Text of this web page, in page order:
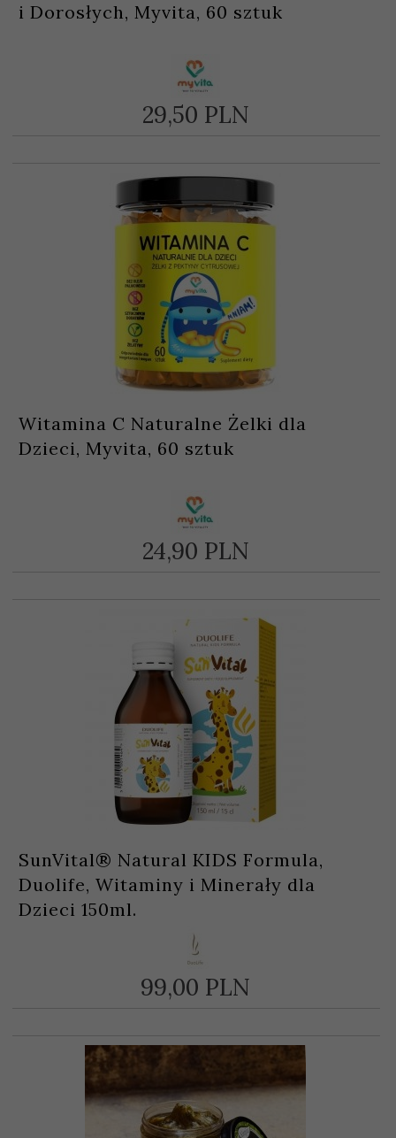
i Dorosłych, Myvita, 60 sztuk
29,50 PLN
Witamina C Naturalne Żelki dla
Dzieci, Myvita, 60 sztuk
24,90 PLN
SunVital® Natural KIDS Formula,
Duolife, Witaminy i Minerały dla
Dzieci 150ml.
99,00 PLN